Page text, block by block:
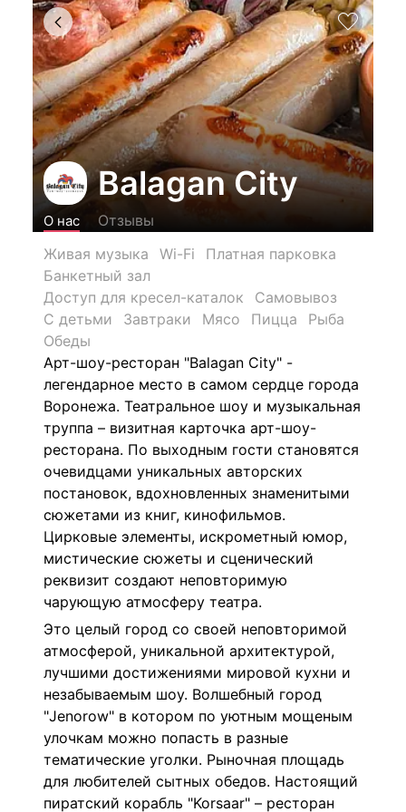
Balagan City
О нас
Отзывы
Живая музыка
Wi-Fi
Платная парковка
Банкетный зал
Доступ для кресел-каталок
Самовывоз
С детьми
Завтраки Мясо Пицца
Рыба
Обеды
Арт-шоу-ресторан "Balagan City" -
легендарное место в самом сердце города
Воронежа. Театральное шоу и музыкальная
труппа – визитная карточка арт-шоу-
ресторана. По выходным гости становятся
очевидцами уникальных авторских
постановок, вдохновленных знаменитыми
сюжетами из книг, кинофильмов.
Цирковые элементы, искрометный юмор,
мистические сюжеты и сценический
реквизит создают неповторимую
чарующую атмосферу театра.
Это целый город со своей неповторимой
атмосферой, уникальной архитектурой,
лучшими достижениями мировой кухни и
незабываемым шоу. Волшебный город
"Jenorow" в котором по уютным мощеным
улочкам можно попасть в разные
тематические уголки. Рыночная площадь
для любителей сытных обедов. Настоящий
пиратский корабль "Korsaar" – ресторан